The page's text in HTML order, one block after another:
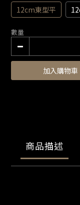
12cm東型平
數量
加入購物車
商品描述